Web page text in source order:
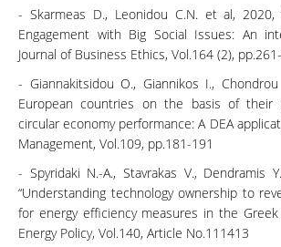
- Skarmeas D., Leonidou C.N. et al, 2020,
Engagement with Big Social Issues: An
Journal of Business Ethics, Vol.164 (2),
- Giannakitsidou O., Giannikos I., Chondrou
European countries on the basis of their
circular economy performance: A DEA
Management, Vol.109, pp.181-191
- Spyridaki N.-A., Stavrakas V., Dendramis
“Understanding technology ownership to
for energy efficiency measures in the Greek
Energy Policy, Vol.140, Article No.111413